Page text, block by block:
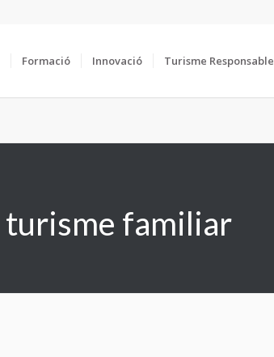
Formació Innovació Turisme Responsable
turisme familiar